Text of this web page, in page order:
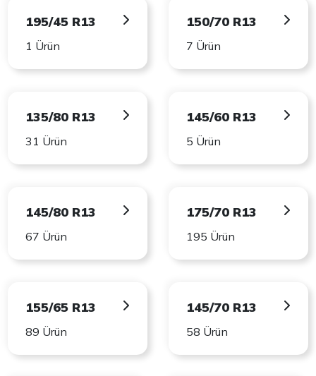
195/45 R13
1 Ürün
150/70 R13
7 Ürün
135/80 R13
31 Ürün
145/60 R13
5 Ürün
145/80 R13
67 Ürün
175/70 R13
195 Ürün
155/65 R13
89 Ürün
145/70 R13
58 Ürün